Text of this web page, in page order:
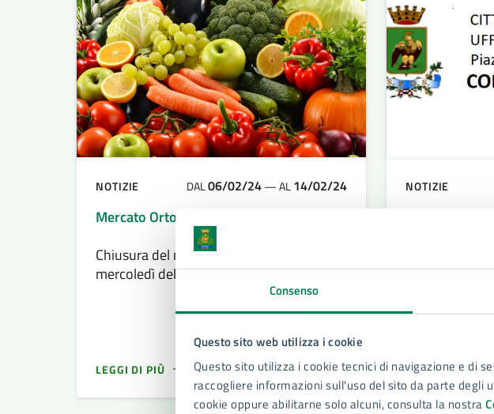
Consenso
Questo sito web utilizza i cookie
Questo sito utilizza i cookie tecnici di navigazione e di
raccogliere informazioni sull'uso del sito da parte degli
cookie oppure abilitarne solo alcuni, consulta la nostra
NOTIZIE DAL06/02/24—AL14/02/24
Mercato Ortofrutticolo all’Ingrosso
Chiusura del mercato Ortofrutticolo per
mercoledì delle "Ceneri" 14 febbraio 2024
LEGGI DI PIÙ
NOTIZIE
Fabio
Giansiracusa
Unesco
luoghi
LEGGI DI PIÙ